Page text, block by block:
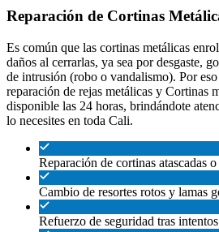
Reparación de Cortinas
Es común que las cortinas metálicas
daños al cerrarlas, ya sea por desgaste,
de intrusión (robo o vandalismo). Por
reparación de rejas metálicas y Cortinas
disponible las 24 horas, brindándote
lo necesites en toda Cali.
Reparación de cortinas atascadas
Cambio de resortes rotos y lamas
Refuerzo de seguridad tras